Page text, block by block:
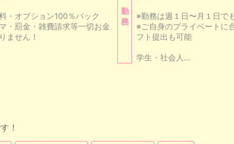
・オプション100％バック
・罰金・雑費請求等一切お金
ません！
勤
務
※勤務は週１日〜月１日で
※ご自身のプライベートに
フト提出も可能
学生・社会人…
！